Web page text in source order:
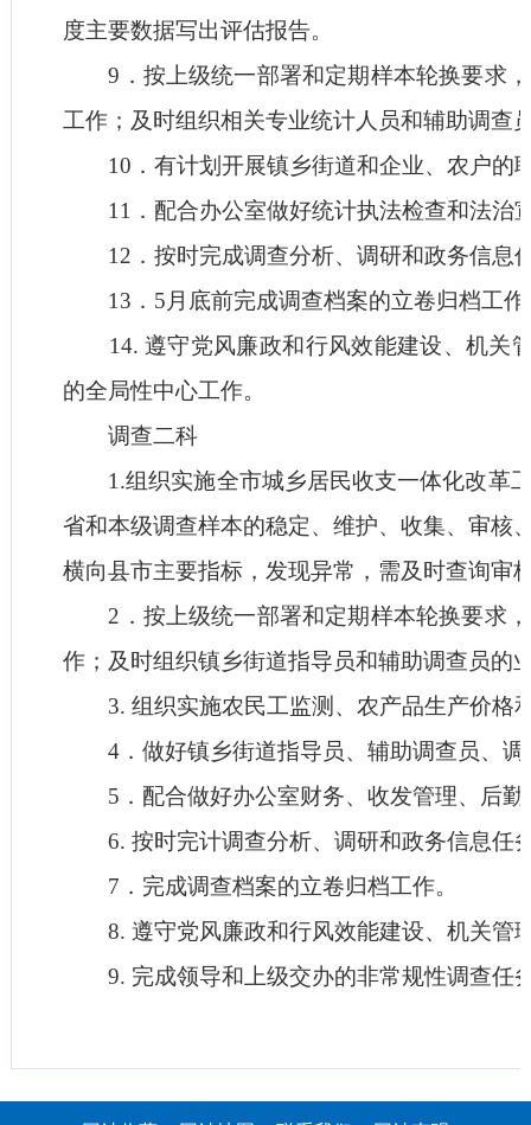
度主要数据写出评估报告。
9．按上级统一部署和定期样本轮换要求，
工作；及时组织相关专业统计人员和辅助调查
10．有计划开展镇乡街道和企业、农户的
11．配合办公室做好统计执法检查和法治
12．按时完成调查分析、调研和政务信息
13．5月底前完成调查档案的立卷归档工作
14. 遵守党风廉政和行风效能建设、机关管
的全局性中心工作。
调查二科
1.组织实施全市城乡居民收支一体化改革工
省和本级调查样本的稳定、维护、收集、审核
横向县市主要指标，发现异常，需及时查询审
2．按上级统一部署和定期样本轮换要求，
作；及时组织镇乡街道指导员和辅助调查员的
3. 组织实施农民工监测、农产品生产价格
4．做好镇乡街道指导员、辅助调查员、调
5．配合做好办公室财务、收发管理、后勤
6. 按时完计调查分析、调研和政务信息任
7．完成调查档案的立卷归档工作。
8. 遵守党风廉政和行风效能建设、机关管
9. 完成领导和上级交办的非常规性调查任